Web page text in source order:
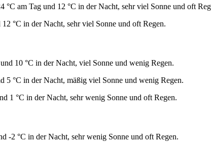
°C am Tag und 12 °C in der Nacht, sehr viel Sonne und oft
12 °C in der Nacht, sehr viel Sonne und oft Regen.
10 °C in der Nacht, viel Sonne und wenig Regen.
5 °C in der Nacht, mäßig viel Sonne und wenig Regen.
1 °C in der Nacht, sehr wenig Sonne und oft Regen.
-2 °C in der Nacht, sehr wenig Sonne und oft Regen.